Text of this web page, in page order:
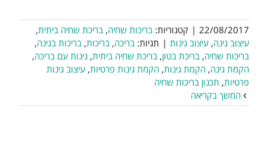
22/08/2017
| קטגוריות: בריכות שחיה, בריכת שחיה ביתית,
עיצוב גינה, עיצוב גינות | תגיות: בריכה, בריכות, בריכות בגינה,
בריכות שחיה, בריכת בטון, בריכת שחיה ביתית, גינות עם בריכה,
הקמת גינה, הקמת גינות, הקמת גינות פרטיות, עיצוב גינות
פרטיות, תכנון בריכות שחיה
המשך בקריאה